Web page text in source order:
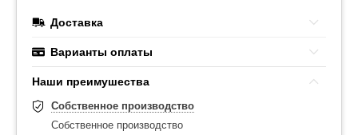
Доставка
Варианты оплаты
Наши преимушества
Собственное производство
Собственное производство